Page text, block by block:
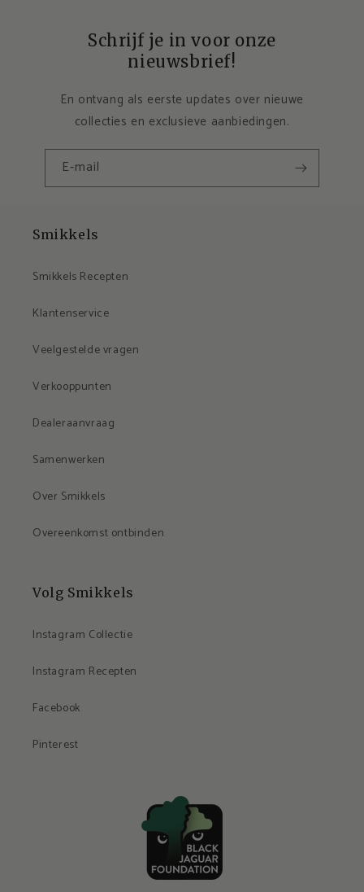
Schrijf je in voor onze
nieuwsbrief!
En ontvang als eerste updates over nieuwe
collecties en exclusieve aanbiedingen.
E‑mail
Smikkels
Smikkels Recepten
Klantenservice
Veelgestelde vragen
Verkooppunten
Dealeraanvraag
Samenwerken
Over Smikkels
Overeenkomst ontbinden
Volg Smikkels
Instagram Collectie
Instagram Recepten
Facebook
Pinterest